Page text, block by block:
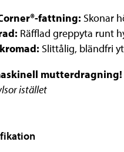
fattning: Skonar
Räfflad greppyta runt
Slittålig, bländfri
mutterdragning!
istället